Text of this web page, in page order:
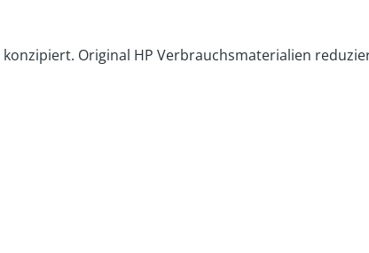
Original HP Verbrauchsmaterialien